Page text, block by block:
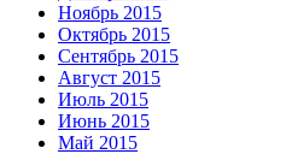
Ноябрь 2015
Октябрь 2015
Сентябрь 2015
Август 2015
Июль 2015
Июнь 2015
Май 2015